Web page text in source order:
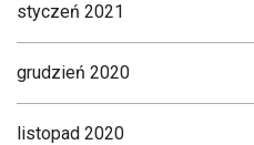
styczeń 2021
grudzień 2020
listopad 2020